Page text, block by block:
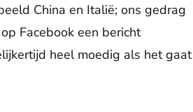
China en Italië; ons gedrag
Facebook een bericht
heel moedig als het gaat